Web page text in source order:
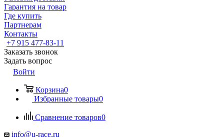
Гарантия на товар
Где купить
Партнерам
Контакты
+7 915 477-83-11
Заказать звонок
Задать вопрос
Войти
Корзина0
Избранные товары0
Сравнение товаров0
info@u-race.ru